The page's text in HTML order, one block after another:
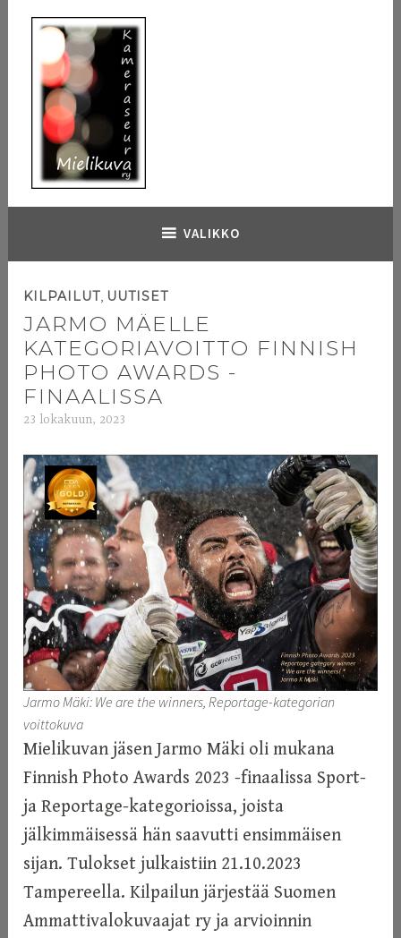
sisältöön
Kameraseura Mielikuva
VALIKKO
KILPAILUT UUTISET
JARMO MÄELLE
KATEGORIAVOITTO FINNISH
PHOTO AWARDS -
FINAALISSA
23 lokakuun, 2023
m
i
n
Jarmo Mäki: We are the winners, Reportage-kategorian
voittokuva
Mielikuvan jäsen Jarmo Mäki oli mukana
Finnish Photo Awards 2023 -finaalissa Sport-
ja Reportage-kategorioissa, joista
jälkimmäisessä hän saavutti ensimmäisen
sijan. Tulokset julkaistiin 21.10.2023
Tampereella. Kilpailun järjestää Suomen
Ammattivalokuvaajat ry ja arvioinnin